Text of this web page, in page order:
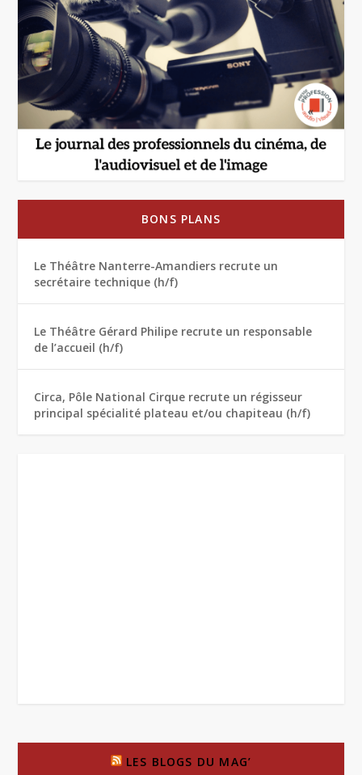
BONS PLANS
Le Théâtre Nanterre-Amandiers recrute un
secrétaire technique (h/f)
Le Théâtre Gérard Philipe recrute un responsable
de l’accueil (h/f)
Circa, Pôle National Cirque recrute un régisseur
principal spécialité plateau et/ou chapiteau (h/f)
LES BLOGS DU MAG’